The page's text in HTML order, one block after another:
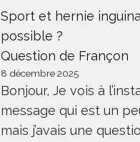
Sport et hernie
possible ?
Question de Françon
8 décembre 2025
Bonjour, Je vois à
message qui est un
mais j’avais une